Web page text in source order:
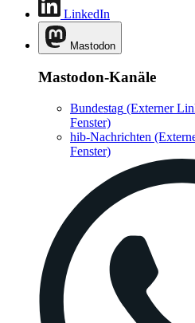
LinkedIn
Mastodon
Mastodon-Kanäle
Bundestag (Externer
Fenster)
hib-Nachrichten
Fenster)